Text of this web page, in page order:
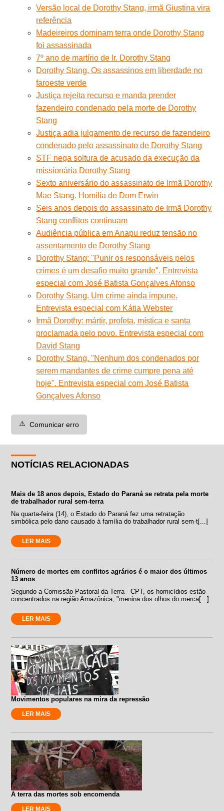
Versão local de Dorothy Stang, irmã Giustina vira
referência
Madeireiros dominam terra onde Dorothy Stang
foi assassinada
7º ano de martírio de Ir. Dorothy Stang
Dorothy Stang. Os assassinos em liberdade no
faroeste verde
Justiça rejeita recurso e manda prender
fazendeiro condenado pela morte de Dorothy
Stang
Justiça adia julgamento de recurso de fazendeiro
condenado pelo assassinato de Dorothy Stang
STF nega soltura de acusado da execução da
missionária Dorothy Stang
Sexto aniversário do assassinato de Irmã Dorothy
Mae Stang. Homilia de Dom Erwin
Seis anos depois do assassinato de Irmã Dorothy
Stang conflitos continuam
Audiência pública em Anapu reduz tensão no
assentamento de Dorothy Stang
Dorothy Stang: "Punir os responsáveis pelos
crimes é um desafio muito grande". Entrevista
especial com José Batista Gonçalves Afonso
Dorothy Stang. Um crime ainda impune.
Entrevista especial com Kátia Webster
Irmã Dorothy: mártir, profeta, mística e santa
proclamada pelo povo. Entrevista especial com
David Stang
Dorothy Stang. "Nenhum dos condenados por
serem mandantes de crime cumpre pena até
hoje". Entrevista especial com José Batista
Gonçalves Afonso
⚠️ Comunicar erro
NOTÍCIAS RELACIONADAS
Mais de 18 anos depois, Estado do Paraná se retrata pela morte
de trabalhador rural sem-terra
Na quarta-feira (14), o Estado do Paraná fez uma retratação
simbólica pelo dano causado à família do trabalhador rural sem-t[...]
LER MAIS
Número de mortes em conflitos agrários é o maior dos últimos
13 anos
Segundo a Comissão Pastoral da Terra - CPT, os homicídios estão
concentrados na região Amazônica, "menina dos olhos do merca[...]
LER MAIS
Movimentos populares na mira da repressão
LER MAIS
A terra das mortes sob encomenda
LER MAIS